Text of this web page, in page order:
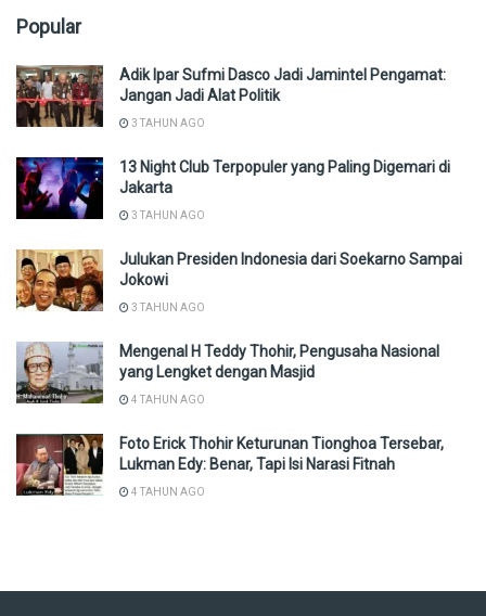
Popular
Adik Ipar Sufmi Dasco Jadi Jamintel Pengamat:
Jangan Jadi Alat Politik
3 TAHUN AGO
13 Night Club Terpopuler yang Paling Digemari di
Jakarta
3 TAHUN AGO
Julukan Presiden Indonesia dari Soekarno Sampai
Jokowi
3 TAHUN AGO
Mengenal H Teddy Thohir, Pengusaha Nasional
yang Lengket dengan Masjid
4 TAHUN AGO
Foto Erick Thohir Keturunan Tionghoa Tersebar,
Lukman Edy: Benar, Tapi Isi Narasi Fitnah
4 TAHUN AGO